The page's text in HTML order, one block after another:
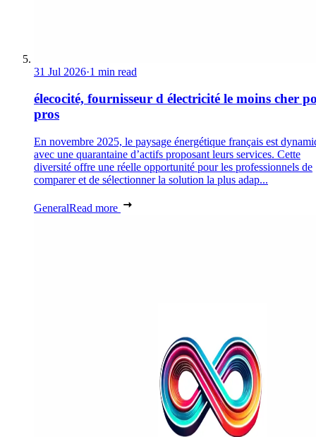
31 Jul 2026·1 min read
élecocité, fournisseur d électricité le moins cher
pros
En novembre 2025, le paysage énergétique français est
avec une quarantaine d’actifs proposant leurs services. Cette
diversité offre une réelle opportunité pour les professionnels de
comparer et de sélectionner la solution la plus adap...
GeneralRead more